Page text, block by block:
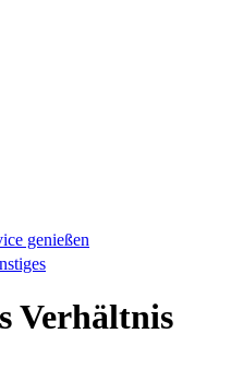
genießen
Verhältnis